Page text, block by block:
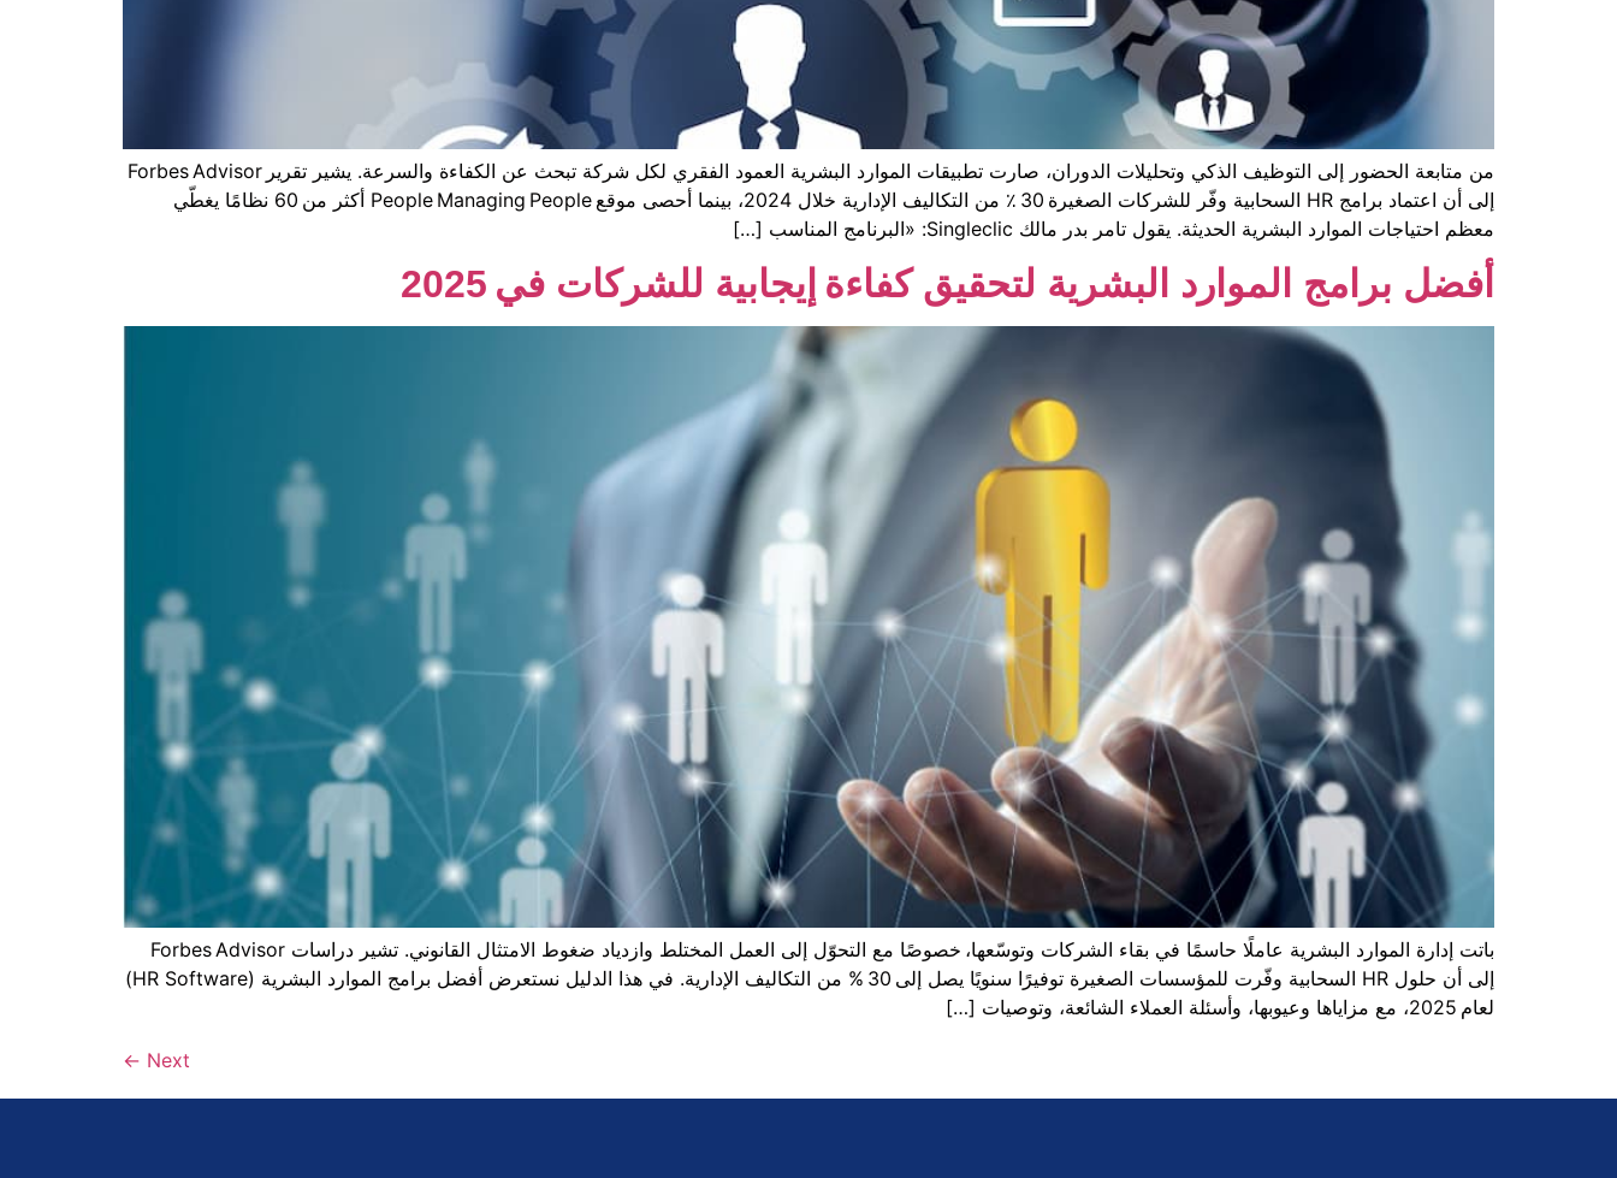
من متابعة الحضور إلى التوظيف الذكي وتحليلات الدوران، صارت تطبيقات الموارد البشرية العمود الفقري لكل شركة تبحث عن الكفاءة والسرعة. يشير تقرير Forbes Advisor
إلى أن اعتماد برامج HR السحابية وفّر للشركات الصغيرة 30 ٪ من التكاليف الإدارية خلال 2024، بينما أحصى موقع People Managing People أكثر من 60 نظامًا يغطّي
معظم احتياجات الموارد البشرية الحديثة. يقول تامر بدر مالك Singleclic: «البرنامج المناسب […]
أفضل برامج الموارد البشرية لتحقيق كفاءة إيجابية للشركات في 2025
باتت إدارة الموارد البشرية عاملًا حاسمًا في بقاء الشركات وتوسّعها، خصوصًا مع التحوّل إلى العمل المختلط وازدياد ضغوط الامتثال القانوني. تشير دراسات Forbes Advisor
إلى أن حلول HR السحابية وفّرت للمؤسسات الصغيرة توفيرًا سنويًا يصل إلى 30 % من التكاليف الإدارية. في هذا الدليل نستعرض أفضل برامج الموارد البشرية (HR Software)
لعام 2025، مع مزاياها وعيوبها، وأسئلة العملاء الشائعة، وتوصيات […]
Next
←